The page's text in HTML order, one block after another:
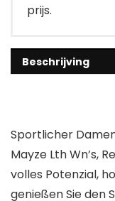
prijs.
Beschrijving
Sportlicher
Mayze Lth Wn’s,
volles Potenzial,
genießen Sie den